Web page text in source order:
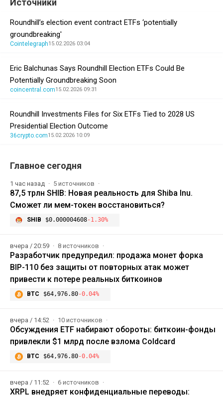
Roundhill’s election event contract ETFs ‘potentially
groundbreaking'
Cointelegraph15.02.2026 03:04
Eric Balchunas Says Roundhill Election ETFs Could Be
Potentially Groundbreaking Soon
coincentral.com15.02.2026 09:31
Roundhill Investments Files for Six ETFs Tied to 2028 US
Presidential Election Outcome
36crypto.com15.02.2026 10:09
Главное сегодня
1 час назад 5 источников
87,5 трлн SHIB: Новая реальность для Shiba Inu.
Сможет ли мем-токен восстановиться?
SHIB $0.000004608-1.30%
вчера / 20:59 8 источников
Разработчик предупредил: продажа монет форка
BIP-110 без защиты от повторных атак может
привести к потере реальных биткоинов
BTC $64,976.80-0.04%
вчера / 14:52 10 источников
Обсуждения ETF набирают обороты: биткоин-фонды
привлекли $1 млрд после взлома Coldcard
BTC $64,976.80-0.04%
вчера / 11:52 6 источников
XRPL внедряет конфиденциальные переводы: